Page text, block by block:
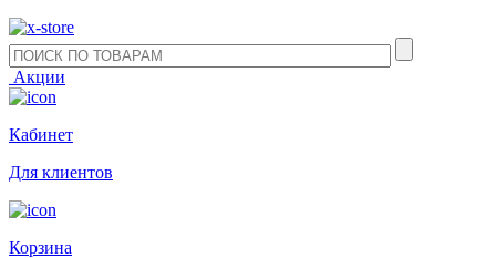
Акции
Кабинет
Для клиентов
Корзина